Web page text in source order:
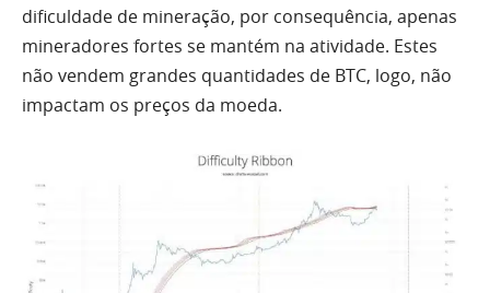
dificuldade de mineração, por consequência, apenas
mineradores fortes se mantém na atividade. Estes
não vendem grandes quantidades de BTC, logo, não
impactam os preços da moeda.